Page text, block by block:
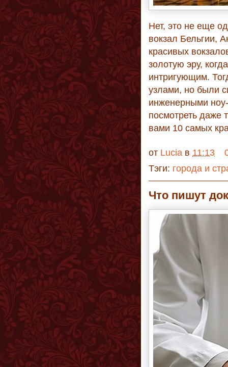
Нет, это не еще
вокзал Бельгии,
красивых
золотую эру,
интригующим.
узлами, но были
инженерными
посмотреть даже
вами 10 самых
от Lucia в 11:13
Тэги: города и
Что пишут